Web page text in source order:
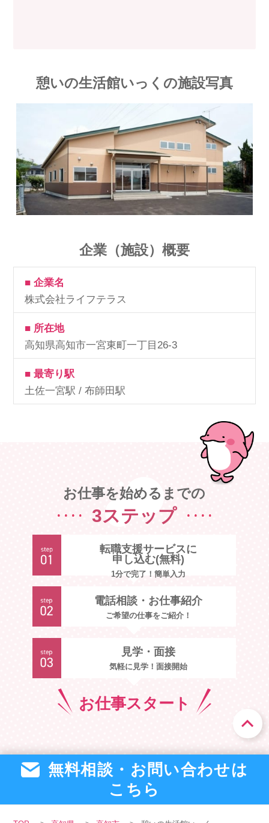
憩いの生活館いっくの施設写真
企業（施設）概要
■ 企業名
株式会社ライフテラス
■ 所在地
高知県高知市一宮東町一丁目26-3
■ 最寄り駅
土佐一宮駅 / 布師田駅
お仕事を始めるまでの
3ステップ
転職支援サービスに
申し込む(無料)
1分で完了！簡単入力
電話相談・お仕事紹介
ご希望の仕事をご紹介！
見学・面接
気軽に見学！面接開始
お仕事スタート
無料相談・お問い合わせは
こちら